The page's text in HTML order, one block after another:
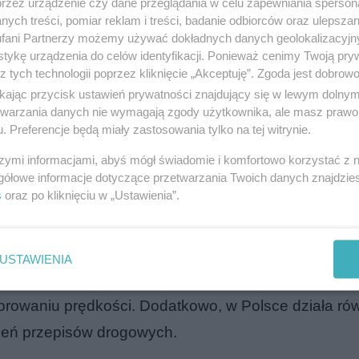
OPP w nowych miejscach, na co
Planu Odbudowy, który ma na celu wspieranie
drogach. Nowe urządzenia mają mierzyć
obliczając ją na podstawie czasu przejazdu
odcinka.
Dzięki planowanej inwestycji, liczba ta
te urządzenia zarejestrowały niemal 190
prędkości. Dodatkowo, w Polsce działa
przepisów drogowych.
treści, pomiar reklam i treści, badanie odbiorców oraz
Partnerzy możemy używać dokładnych danych
urządzenia do celów identyfikacji. Ponieważ cenimy Twoją
tych technologii poprzez kliknięcie „Akceptuję”. Zgoda jest
przycisk ustawień prywatności znajdujący się w lewym
danych nie wymagają zgody użytkownika, ale masz
Preferencje będą miały zastosowania tylko na tej witrynie.
informacjami, abyś mógł świadomie i komfortowo korzystać z
informacje dotyczące przetwarzania Twoich danych
oraz po kliknięciu w „Ustawienia”.
USTAWIENIA